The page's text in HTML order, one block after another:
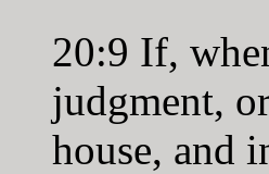
20:9 If,
judgment,
house, and